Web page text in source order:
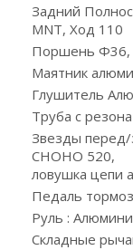
Задний
MNT, Ход 110
Поршень Ф36,
Маятник
Глушитель
Труба с
Звезды перед/
CHOHO 520,
ловушка цепи
Педаль
Руль :
Складные